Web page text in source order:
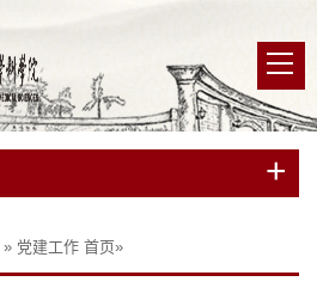
» 党建工作 首页»